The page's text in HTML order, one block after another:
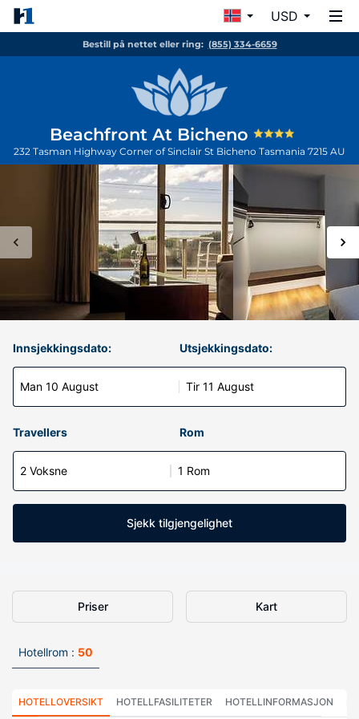
USD
Bestill på nettet eller ring: (855) 334-6659
Beachfront At Bicheno
232 Tasman Highway Corner of Sinclair St Bicheno Tasmania 7215 AU
Innsjekkingsdato:
Man 10 August
Utsjekkingsdato:
Tir 11 August
Travellers Rom
2 Voksne 1 Rom
Sjekk tilgjengelighet
Priser Kart
Hotellrom : 50
HOTELLOVERSIKT HOTELLFASILITETER HOTELLINFORMASJON